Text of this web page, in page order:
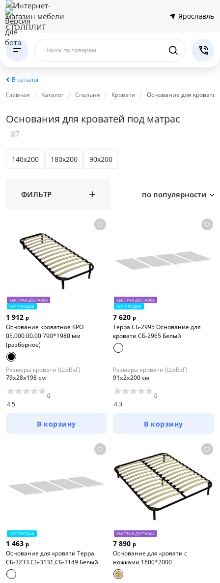
Ярославль
Поиск по товарам
В каталог
Главная
Каталог Спальня Кровати Основание для кровати
Основания для кроватей под матрас
87
140х200 180х200 90x200
ФИЛЬТР по популярности
БЫСТРАЯ ДОСТАВКА
ХИТ ПРОДАЖ
1 912 р
Основание кроватное КРО
05.000.00.00 790*1980 мм
(разборное)
Размеры кровати (ШхВхГ)
79х28х198 см
4.5
0
В корзину
БЫСТРАЯ ДОСТАВКА
ХИТ ПРОДАЖ
7 620 р
Терра СБ-2995 Основание для
кровати СБ-2965 Белый
Размеры кровати (ШхВхГ)
91х2х200 см
4.3
0
В корзину
ХИТ ПРОДАЖ
1 463 р
Основание для кровати Терра
СБ-3233 СБ-3131,СБ-3149 Белый
БЫСТРАЯ ДОСТАВКА
7 890 р
Основание для кровати с
ножками 1600*2000